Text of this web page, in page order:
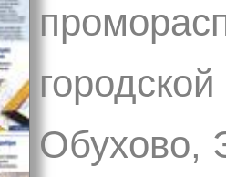
Обухово,